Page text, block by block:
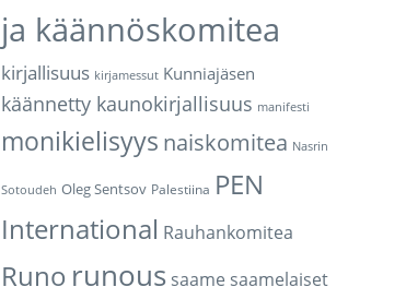
ja käännöskomitea
kirjallisuus kirjamessut Kunniajäsen
käännetty kaunokirjallisuus manifesti
monikielisyys naiskomitea Nasrin
Sotoudeh Oleg Sentsov Palestiina PEN
International Rauhankomitea
Runo runous saame saamelaiset